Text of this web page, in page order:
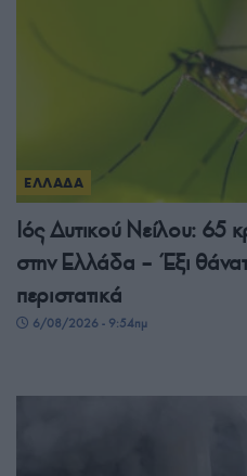
ΕΛΛΑΔΑ
Ιός Δυτικού Νείλου: 65
στην Ελλάδα – Έξι
περιστατικά
6/08/2026 - 9:54πμ